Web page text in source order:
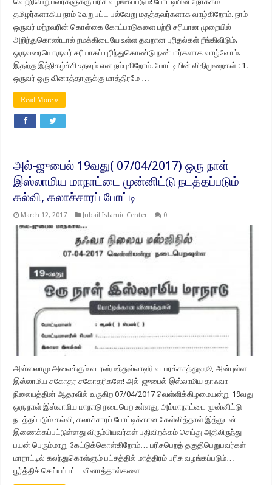
தமிழர்களாகிய நாம் வேறுபட்ட பல்வேறு மதத்தவர்களாக வாழ்கிறோம். நாம்
ஒருவர் மற்றவரின் கொள்கை கோட்பாடுகளை பற்றி சரியான முறையில்
அறிந்துகொண்டால் நமக்கிடையே உள்ள தவறான புரிதல்கள் நீங்கிவிடும்.
ஒருவரையொருவர் சரியாகப் புரிந்துகொண்டு நண்பார்களாக வாழ்வோம்.
இதற்கு இந்நிகழ்ச்சி உதவும் என நம்புகிறோம். போட்டியின் விதிமுறைகள் : 1.
ஒருவர் ஒரு வினாத்தாளுக்கு மாத்திரமே …
Read More »
அல்-ஜுபைல் 19வது( 07/04/2017) ஒரு நாள்
இஸ்லாமிய மாநாட்டை முன்னிட்டு நடத்தப்படும்
கல்வி, கலாச்சாரப் போட்டி
March 12, 2017 Jubail Islamic Center 0
அஸ்ஸலாமு அலைக்கும் வ-ரஹ்மத்துல்லாஹி வ-பரக்காத்துஹூ, அன்புள்ள
இஸ்லாமிய சகோதர சகோதரிகளே! அல்-ஜுபைல் இஸ்லாமிய தாஃவா
நிலையத்தின் ஆதரவில் வருகிற 07/04/2017 வெள்ளிக்கிழமையன்று 19வது
ஒரு நாள் இஸ்லாமிய மாநாடு நடைபெற உள்ளது, அம்மாநாட்டை முன்னிட்டு
நடத்தப்படும் கல்வி, கலாச்சாரப் போட்டிக்கான கேள்வித்தாள் இத்துடன்
இணைக்கப்பட்டுள்ளது விரும்பியவர்கள் பதிவிறக்கம் செய்து அதிலிருந்து
பயன் பெரும்மாறு கேட்டுக்கொள்கிறோம்… பரிசுபெறத் தகுதிபெறுபவர்கள்
மாநாட்டில் கலந்துகொள்ளும் பட்சத்தில் மாத்திரம் பரிசு வழங்கப்படும்…
பூர்த்திச் செய்யப்பட்ட வினாத்தாள்களை …